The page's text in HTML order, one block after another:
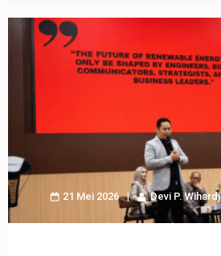
21 Mei 2026 Devi P.